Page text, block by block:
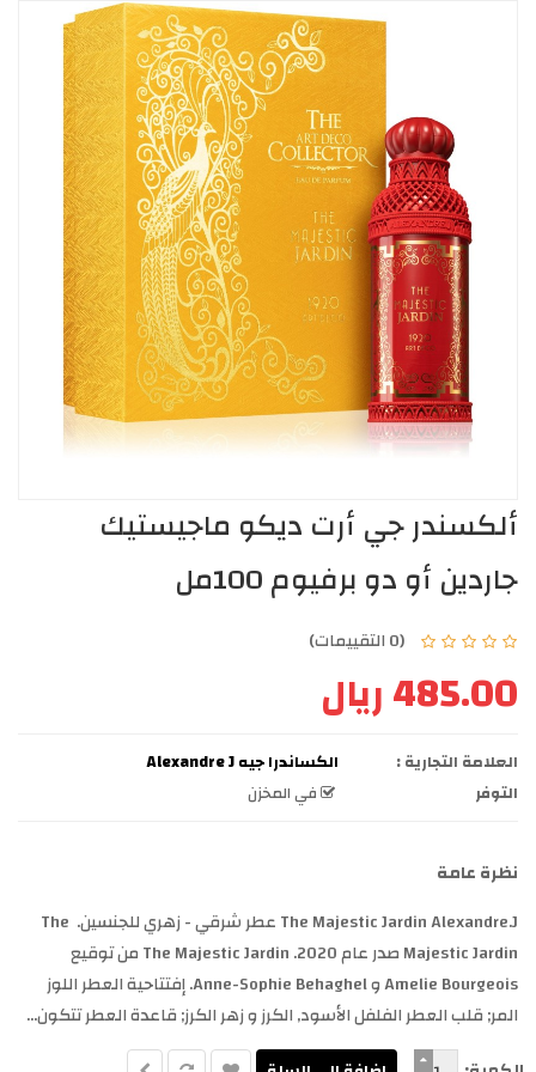
ألكسندر جي أرت ديكو ماجيستيك
جاردين أو دو برفيوم 100مل
(0 التقييمات)
485.00 ريال
العلامة التجارية :
الكساندرا جيه Alexandre J
التوفر
في المخزن
نظرة عامة
The Majestic Jardin Alexandre.J عطر شرقي - زهري للجنسين. The
Majestic Jardin صدر عام 2020. The Majestic Jardin من توقيع
Amelie Bourgeois و Anne-Sophie Behaghel. إفتتاحية العطر اللوز
المر; قلب العطر الفلفل الأسود, الكرز و زهر الكرز; قاعدة العطر تتكون...